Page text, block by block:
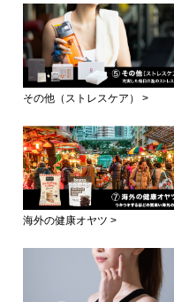
その他（ストレスケア） >
海外の健康オヤツ >